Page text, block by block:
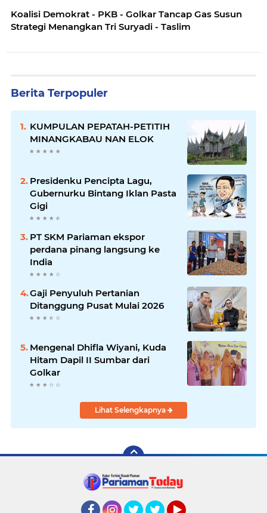
Koalisi Demokrat - PKB - Golkar Tancap Gas Susun
Strategi Menangkan Tri Suryadi - Taslim
Berita Terpopuler
KUMPULAN PEPATAH-PETITIH
MINANGKABAU NAN ELOK
Presidenku Pencipta Lagu,
Gubernurku Bintang Iklan Pasta
Gigi
PT SKM Pariaman ekspor
perdana pinang langsung ke
India
Gaji Penyuluh Pertanian
Ditanggung Pusat Mulai 2026
Mengenal Dhifla Wiyani, Kuda
Hitam Dapil II Sumbar dari
Golkar
Lihat Selengkapnya